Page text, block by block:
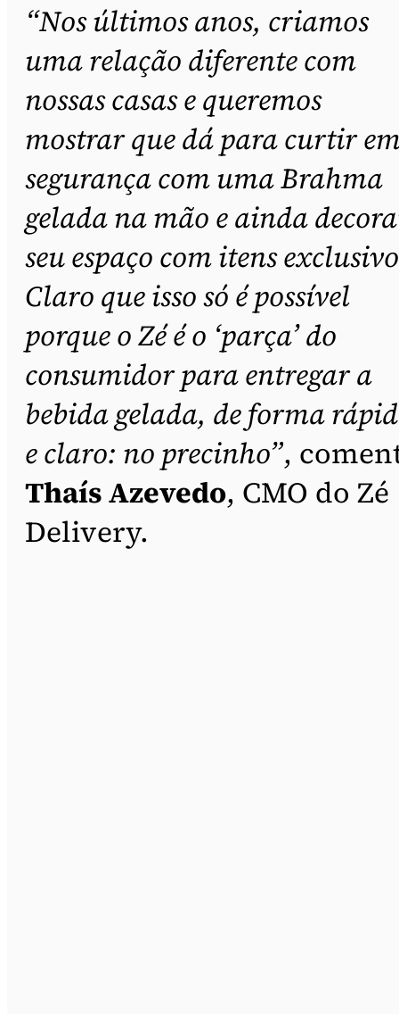
“Nos últimos anos, criamos
uma relação diferente com
nossas casas e queremos
mostrar que dá para curtir
segurança com uma Brahma
gelada na mão e ainda
seu espaço com itens
Claro que isso só é possível
porque o Zé é o ‘parça’ do
consumidor para entregar a
bebida gelada, de forma
e claro: no precinho”,
Thaís Azevedo, CMO do Zé
Delivery.